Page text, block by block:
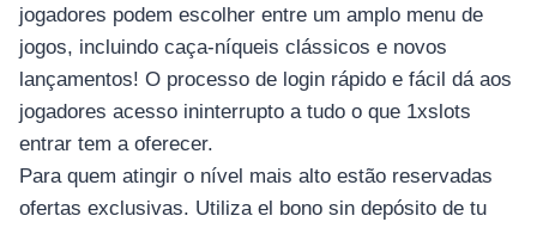
jogadores podem escolher entre um amplo menu de
jogos, incluindo caça-níqueis clássicos e novos
lançamentos! O processo de login rápido e fácil dá aos
jogadores acesso ininterrupto a tudo o que 1xslots
entrar tem a oferecer.
Para quem atingir o nível mais alto estão reservadas
ofertas exclusivas. Utiliza el bono sin depósito de tu